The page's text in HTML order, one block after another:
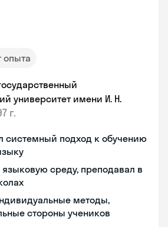
опыта
университет имени И. Н.
г.
системный подход к обучению
языковую среду, преподавал в
методы,
стороны учеников